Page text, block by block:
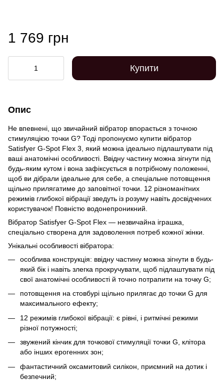
1 769 грн
Купити
Опис
Не впевнені, що звичайний вібратор впорається з точною
стимуляцією точки G? Тоді пропонуємо купити вібратор
Satisfyer G-Spot Flex 3, який можна ідеально підлаштувати під
ваші анатомічні особливості. Ввідну частину можна зігнути під
будь-яким кутом і вона зафіксується в потрібному положенні,
щоб ви дібрали ідеальне для себе, а спеціальне потовщення
щільно прилягатиме до заповітної точки. 12 різноманітних
режимів глибокої вібрації зведуть із розуму навіть досвідчених
користувачок! Повністю водонепроникний.
Вібратор Satisfyer G-Spot Flex — незвичайна іграшка,
спеціально створена для задоволення потреб кожної жінки.
Унікальні особливості вібратора:
особлива конструкція: ввідну частину можна зігнути в будь-
який бік і навіть злегка прокручувати, щоб підлаштувати під
свої анатомічні особливості й точно потрапити на точку G;
потовщення на стовбурі щільно прилягає до точки G для
максимального ефекту;
12 режимів глибокої вібрації: є рівні, і ритмічні режими
різної потужності;
звужений кінчик для точкової стимуляції точки G, клітора
або інших ерогенних зон;
фантастичний оксамитовий силікон, приємний на дотик і
безпечний;